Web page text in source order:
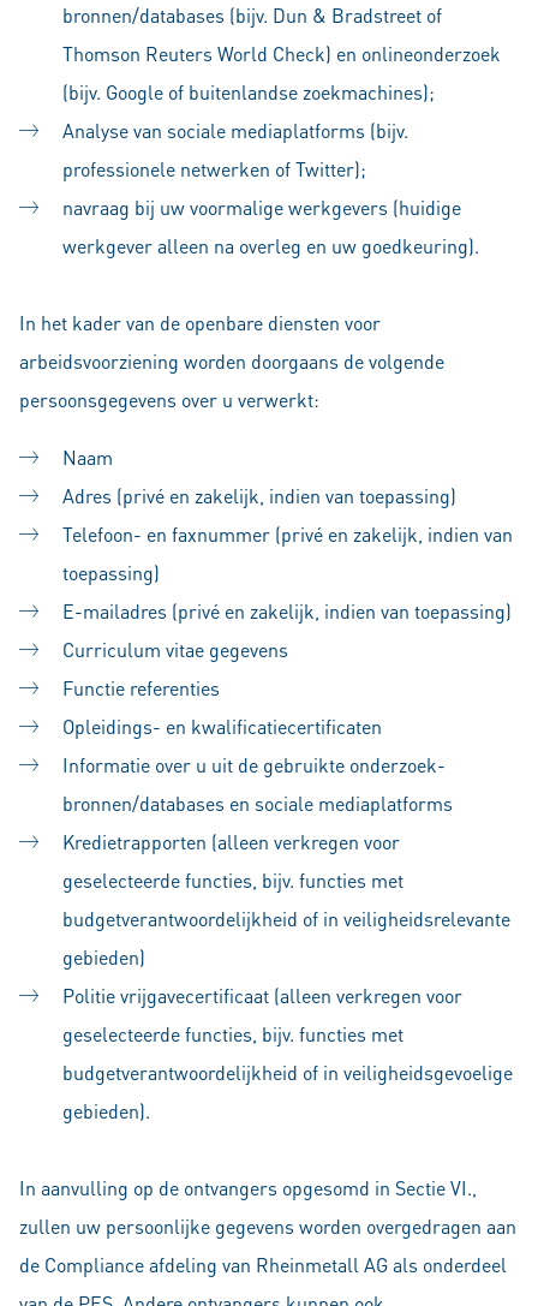
bronnen/databases (bijv. Dun & Bradstreet of
Thomson Reuters World Check) en onlineonderzoek
(bijv. Google of buitenlandse zoekmachines);
Analyse van sociale mediaplatforms (bijv.
professionele netwerken of Twitter);
navraag bij uw voormalige werkgevers (huidige
werkgever alleen na overleg en uw goedkeuring).
In het kader van de openbare diensten voor
arbeidsvoorziening worden doorgaans de volgende
persoonsgegevens over u verwerkt:
Naam
Adres (privé en zakelijk, indien van toepassing)
Telefoon- en faxnummer (privé en zakelijk, indien van
toepassing)
E-mailadres (privé en zakelijk, indien van toepassing)
Curriculum vitae gegevens
Functie referenties
Opleidings- en kwalificatiecertificaten
Informatie over u uit de gebruikte onderzoek-
bronnen/databases en sociale mediaplatforms
Kredietrapporten (alleen verkregen voor
geselecteerde functies, bijv. functies met
budgetverantwoordelijkheid of in veiligheidsrelevante
gebieden)
Politie vrijgavecertificaat (alleen verkregen voor
geselecteerde functies, bijv. functies met
budgetverantwoordelijkheid of in veiligheidsgevoelige
gebieden).
In aanvulling op de ontvangers opgesomd in Sectie VI.,
zullen uw persoonlijke gegevens worden overgedragen aan
de Compliance afdeling van Rheinmetall AG als onderdeel